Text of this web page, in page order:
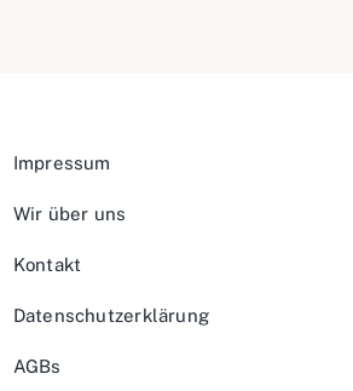
Impressum
Wir über uns
Kontakt
Datenschutzerklärung
AGBs